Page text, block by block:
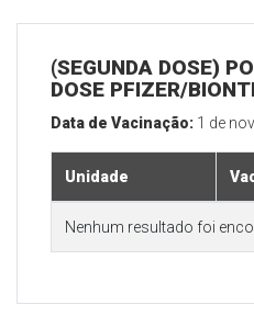
(SEGUNDA DOSE)
DOSE PFIZER/
Data de Vacinação: 1 de
Unidade
Nenhum resultado foi